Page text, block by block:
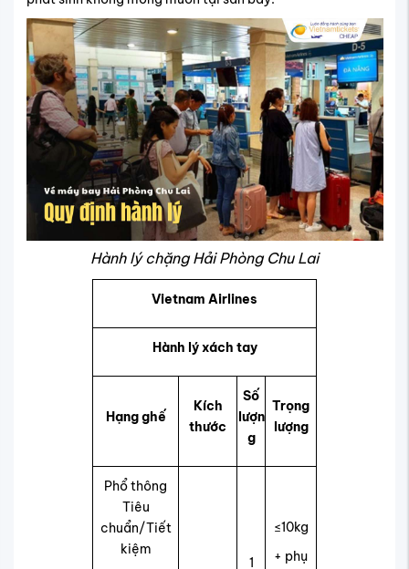
Hành lý chặng Hải Phòng Chu Lai
Vietnam Airlines
Hành lý xách tay
Hạng ghế
Kích
thước
Số
lượn
g
Trọng
lượng
Phổ thông
Tiêu
chuẩn/Tiết
kiệm
1
≤10kg
+ phụ